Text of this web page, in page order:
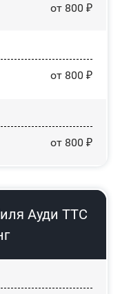
от 800 ₽
от 800 ₽
от 800 ₽
Ауди ТТС